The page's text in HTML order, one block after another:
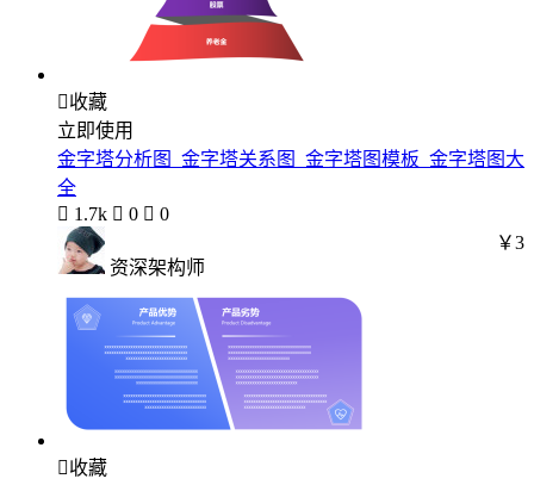
收藏
立即使用
金字塔分析图_金字塔关系图_金字塔图模板_金字塔图大
全
 1.7k  0  0
资深架构师
￥3
收藏